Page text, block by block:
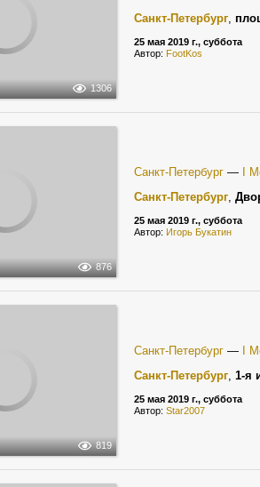
1306
Санкт-Петербург,
25 мая 2019 г., суббота
Автор: FootKos
876
Санкт-Петербург —
I
Санкт-Петербург,
25 мая 2019 г., суббота
Автор: Игорь Букатин
819
Санкт-Петербург —
I
Санкт-Петербург, 1-я
25 мая 2019 г., суббота
Автор: Star2007